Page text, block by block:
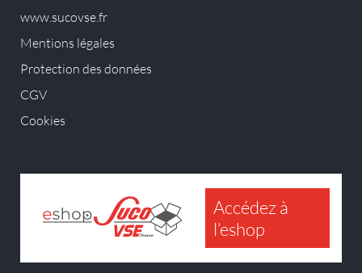
www.sucovse.fr
Mentions légales
Protection des données
CGV
Cookies
Accédez à
l’eshop